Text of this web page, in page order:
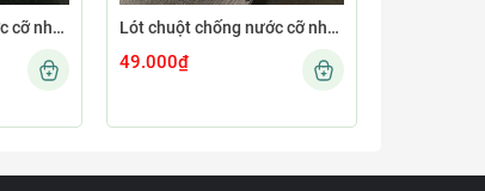
Lót chuột chống nước cỡ nhỏ 26x21cm dày 3mm S-101-26X21 (CUTE-66) Lót chuột chống nước cỡ nhỏ 26x21cm dày 3mm S-109-26X21 (GUNDAMNEW-01)
49.000₫